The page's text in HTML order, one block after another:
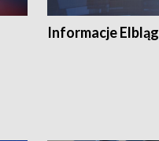
Informacje Elbląg